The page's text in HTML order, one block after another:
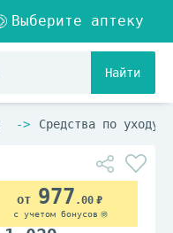
Найти
Средства по уходу
977 .00
с учетом бонусов